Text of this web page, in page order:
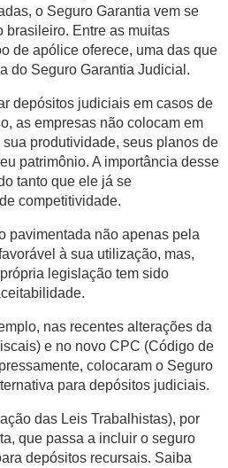
o Seguro Garantia vem se
brasileiro. Entre as muitas
de apólice oferece, uma das que
do Seguro Garantia Judicial.
depósitos judiciais em casos de
as empresas não colocam em
produtividade, seus planos de
patrimônio. A importância desse
tanto que ele já se
competitividade.
pavimentada não apenas pela
à sua utilização, mas,
legislação tem sido
nas recentes alterações da
e no novo CPC (Código de
colocaram o Seguro
para depósitos judiciais.
das Leis Trabalhistas), por
que passa a incluir o seguro
depósitos recursais. Saiba